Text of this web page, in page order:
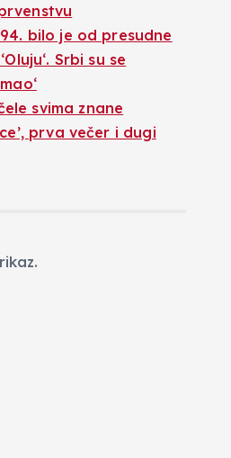
bilo je od presudne
Srbi su se
svima znane
prva večer i dugi